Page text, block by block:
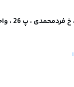
، پ 26 ، واحد1